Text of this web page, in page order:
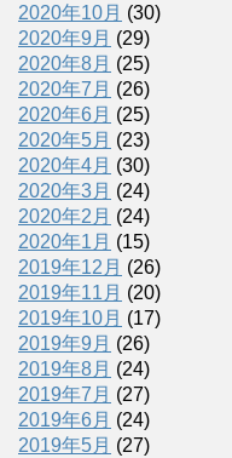
2020年10月 (30)
2020年9月 (29)
2020年8月 (25)
2020年7月 (26)
2020年6月 (25)
2020年5月 (23)
2020年4月 (30)
2020年3月 (24)
2020年2月 (24)
2020年1月 (15)
2019年12月 (26)
2019年11月 (20)
2019年10月 (17)
2019年9月 (26)
2019年8月 (24)
2019年7月 (27)
2019年6月 (24)
2019年5月 (27)